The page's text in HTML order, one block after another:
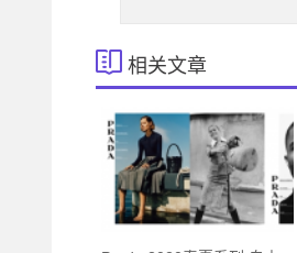
相关文章